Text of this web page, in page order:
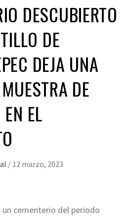
DESCUBIERTO
DE
DEJA UNA
DE
EL
/ 12 marzo, 2023
cementerio del periodo